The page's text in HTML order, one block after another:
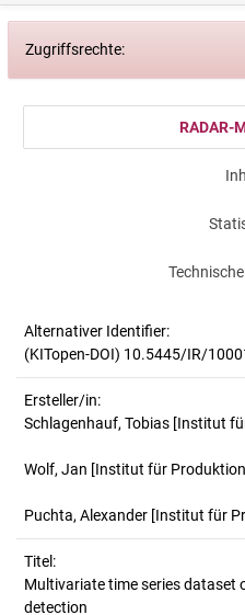
Zugriffsrechte:
RADAR-
Alternativer Identifier:
(KITopen-DOI) 10.5445/IR/
Ersteller/in:
Schlagenhauf, Tobias [Institut
Wolf, Jan [Institut für
Puchta, Alexander [Institut für
Titel:
Multivariate time series dataset
detection